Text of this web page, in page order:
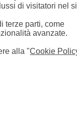
di visitatori nel
terze parti, come
avanzate.
alla "Cookie